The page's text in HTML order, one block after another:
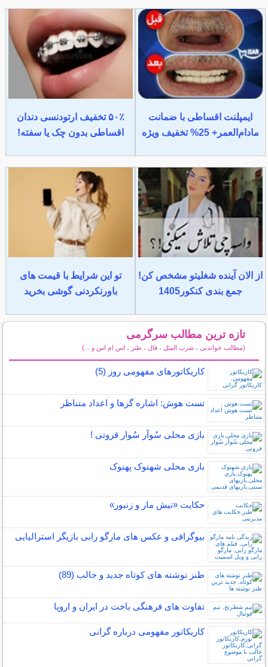
ایمپلنت اقساطی با ضمانت
مادام‌العمر+ 25% تخفیف ویژه
۵۰٪ تخفیف ارتودنسی دندان
اقساطی بدون چک یا سفته!
از الان آینده شغلیتو مشخص کن!
جمع بندی کنکور1405
تو این شرایط با قیمت های
باورنکردنی گوشی بخرید
تازه ترین مطالب سرگرمی
(مطالب خواندنی ، ضرب المثل ، فال ، طنز ، اس ام اس و ...)
کاریکاتورهای مفهومی روز (5)
تست هوش: اشاره گرها و اعداد متناظر
بازی محلی سُوآر سُوار قروتی !
بازی محلی شهنوک پهنوک
حکایت «نیش مار و زنبور»
بیوگرافی و عکس های مارگو رابی بازیگر استرالیایی
طنز نوشته های کوتاه جدید و جالب (89)
تفاوت های فرهنگی باخت در ایران و اروپا
کاریکاتور مفهومی درباره گرانی